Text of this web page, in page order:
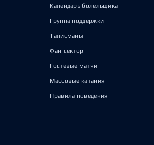
Календарь болельщика
Группа поддержки
Талисманы
Фан-сектор
Гостевые матчи
Массовые катания
Правила поведения